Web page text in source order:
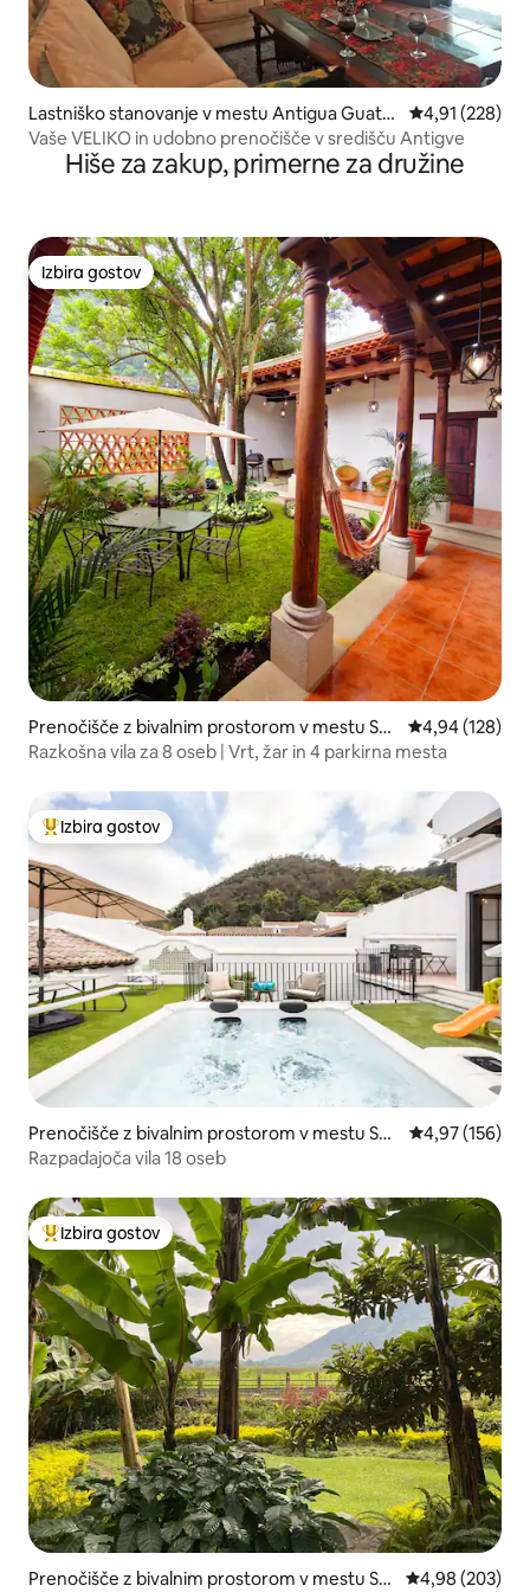
Lastniško stanovanje v mestu Antigua Guate
mala
Povprečna
4,91 (228)
Vaše VELIKO in udobno prenočišče v središču Antigve
Hiše za zakup, primerne za družine
Izbira gostov
Izbira gostov
Prenočišče z bivalnim prostorom v mestu San
ta Ana
Povprečna
4,94 (128)
​Razkošna vila za 8 oseb | Vrt, žar in 4 parkirna mesta
Najbolj priljubljena prenočišča z značko »Izbira gostov«
Izbira gostov
Prenočišče z bivalnim prostorom v mestu San
ta Inés del Monte Pulciano
Povprečna
4,97 (156)
Razpadajoča vila 18 oseb
Najbolj priljubljena prenočišča z značko »Izbira gostov«
Izbira gostov
Prenočišče z bivalnim prostorom v mestu Sa
Povprečna
4,98 (203)